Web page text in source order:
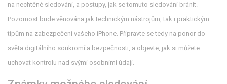
na nechtěné sledování, a postupy, jak se tomuto sledování bránit.
Pozornost bude věnována jak technickým nástrojům, tak i praktickým
tipům na zabezpečení vašeho iPhone. Připravte se tedy na ponor do
světa digitálního soukromí a bezpečnosti, a objevte, jak si můžete
uchovat kontrolu nad svými osobními údaji.